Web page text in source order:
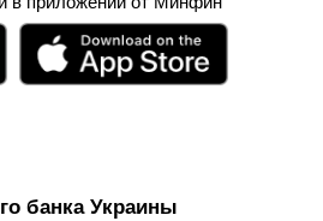
банка Украины